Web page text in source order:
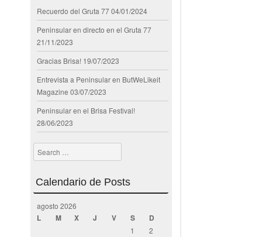
Recuerdo del Gruta 77 04/01/2024
Peninsular en directo en el Gruta 77
21/11/2023
Gracias Brisa! 19/07/2023
Entrevista a Peninsular en ButWeLikeit
Magazine 03/07/2023
Peninsular en el Brisa Festival!
28/06/2023
Search
Calendario de Posts
agosto 2026
L M X J V S D
1
2